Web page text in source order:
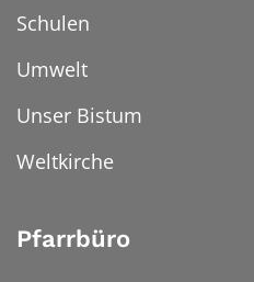
Schulen
Umwelt
Unser Bistum
Weltkirche
Pfarrbüro